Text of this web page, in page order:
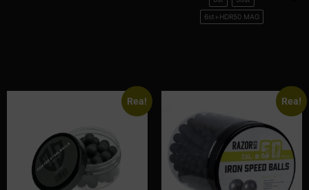
6st+HDR50 MAG
Rea! Rea!